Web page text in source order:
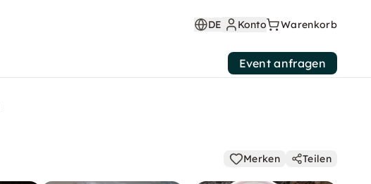
DE Konto Warenkorb
Event anfragen
Merken Teilen